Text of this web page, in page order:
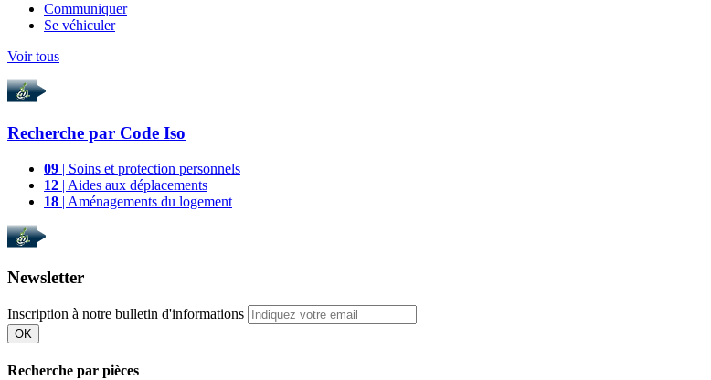
Communiquer
Se véhiculer
Voir tous
Recherche par Code Iso
09 | Soins et protection personnels
12 | Aides aux déplacements
18 | Aménagements du logement
Newsletter
Inscription à notre bulletin d'informations
OK
Recherche par pièces